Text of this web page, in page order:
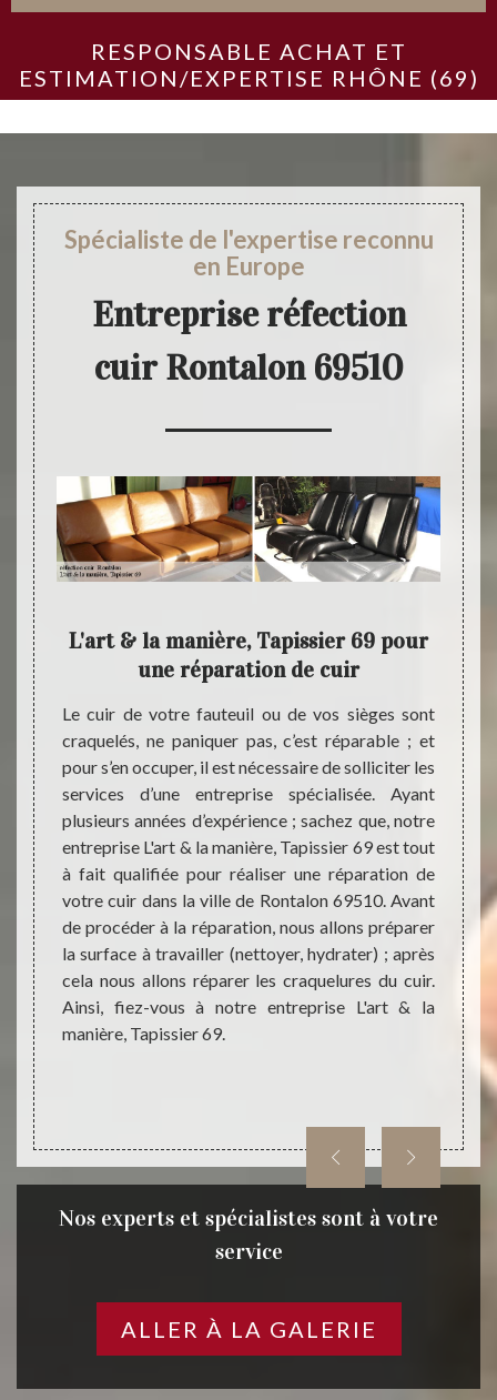
RESPONSABLE ACHAT ET
ESTIMATION/EXPERTISE RHÔNE (69)
Spécialiste de l'expertise reconnu
en Europe
Entreprise réfection
cuir Rontalon 69510
la
il est
des
et
vos
sa
L'art
une
des
& la
L'art & la manière, Tapissier 69 pour
une réparation de cuir
Le cuir de votre fauteuil ou de vos sièges sont
craquelés, ne paniquer pas, c’est réparable ; et
pour s’en occuper, il est nécessaire de solliciter les
services d’une entreprise spécialisée. Ayant
plusieurs années d’expérience ; sachez que, notre
entreprise L'art & la manière, Tapissier 69 est tout
à fait qualifiée pour réaliser une réparation de
votre cuir dans la ville de Rontalon 69510. Avant
de procéder à la réparation, nous allons préparer
la surface à travailler (nettoyer, hydrater) ; après
cela nous allons réparer les craquelures du cuir.
Ainsi, fiez-vous à notre entreprise L'art & la
manière, Tapissier 69.
Fort
de
par
69.
Nos experts et spécialistes sont à votre
service
ALLER À LA GALERIE